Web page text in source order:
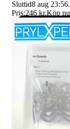
Sluttid8 aug 23:56.
Pris:246 kr,Köp nu